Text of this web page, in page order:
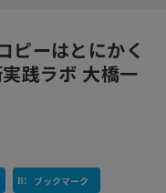
ピーはとにかく
践ラボ 大橋一
ブックマーク